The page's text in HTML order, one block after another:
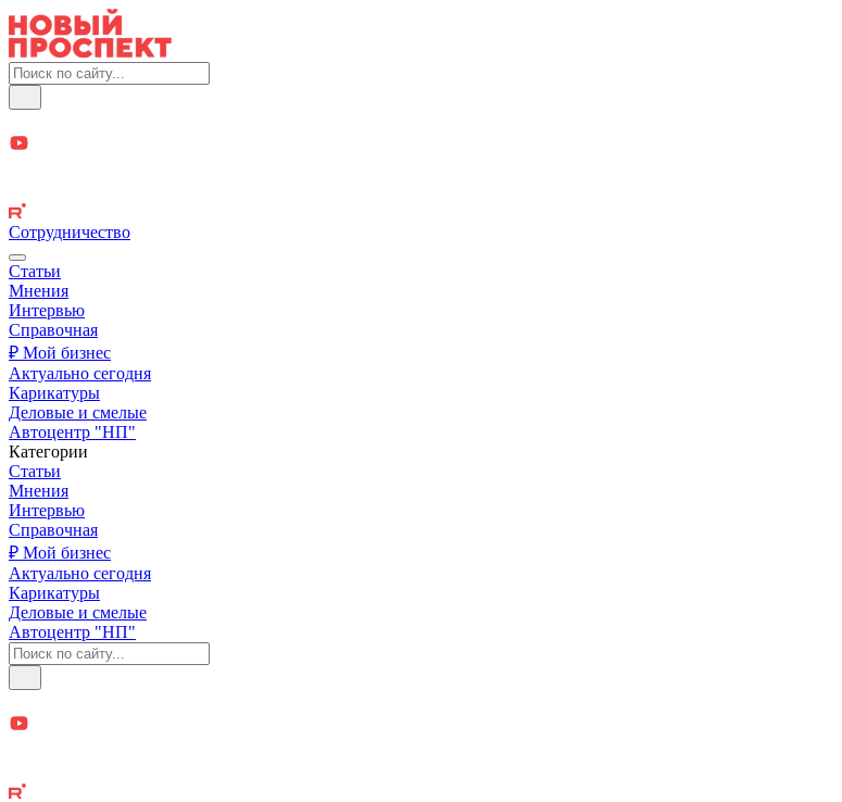
Сотрудничество
Статьи
Мнения
Интервью
Справочная
₽ Мой бизнес
Актуально сегодня
Карикатуры
Деловые и смелые
Автоцентр "НП"
Категории
Статьи
Мнения
Интервью
Справочная
₽ Мой бизнес
Актуально сегодня
Карикатуры
Деловые и смелые
Автоцентр "НП"